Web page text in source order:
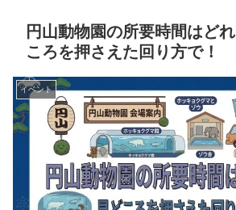
円山動物園の所要時間はど
ころを押さえた回り方で！
イベント